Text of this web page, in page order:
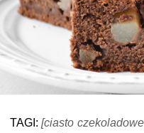
TAGI:[ciasto